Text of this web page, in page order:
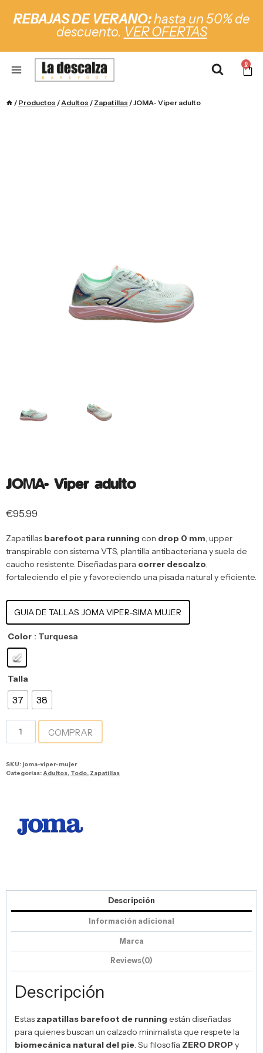
REBAJAS DE VERANO:hasta un 50% de
descuento. VER OFERTAS
0
/ Productos /Adultos / Zapatillas /JOMA- Viper adulto
JOMA- Viper adulto
€95.99
Zapatillas barefoot para running con drop 0 mm, upper
transpirable con sistema VTS, plantilla antibacteriana y suela de
caucho resistente. Diseñadas para correr descalzo,
fortaleciendo el pie y favoreciendo una pisada natural y eficiente.
GUIA DE TALLAS JOMA VIPER-SIMA MUJER
Color : Turquesa
Talla
37 38
COMPRAR
SKU: joma-viper-mujer
Categorías: Adultos Todo Zapatillas
Descripción
Información adicional
Marca
Reviews(0)
Descripción
Estas zapatillas barefoot de running están diseñadas
para quienes buscan un calzado minimalista que respete la
biomecánica natural del pie. Su filosofía ZERO DROPy